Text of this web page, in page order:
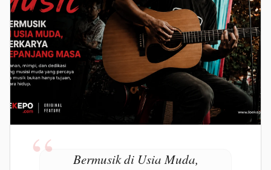
Bermusik di Usia Muda,